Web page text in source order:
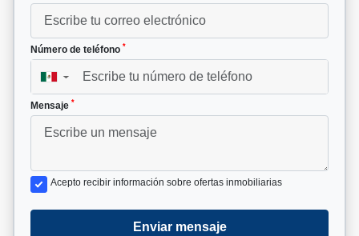
Número de teléfono *
▼
Mensaje *
Acepto recibir información sobre ofertas inmobiliarias
Enviar mensaje